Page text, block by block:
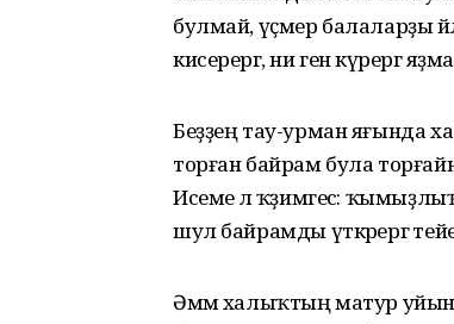
булмай, үҫмер балаларҙы
кисерергә, ни генә күрергә
Беҙҙең тау-урман яғында
торған байрам була
Исеме лә ҡәҙимгесә:
шул байрамды үткәрергә
Әммә халыҡтың матур